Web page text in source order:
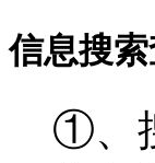
信息搜
①、